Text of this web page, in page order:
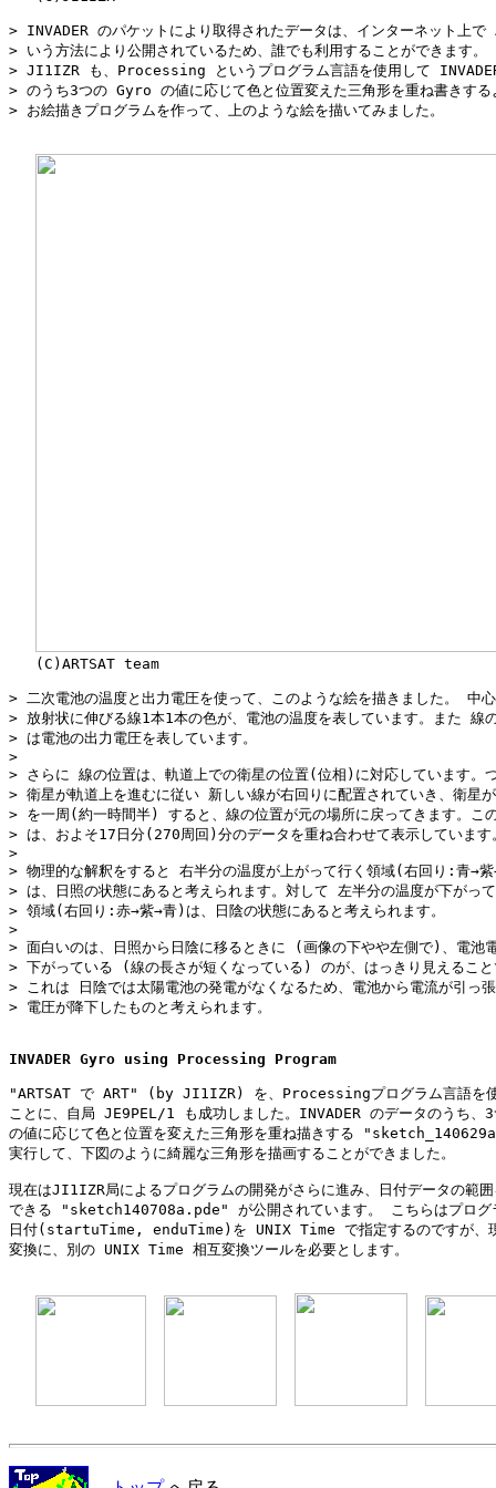
> INVADER のパケットにより取得されたデータは、インターネット上
> いう方法により公開されているため、誰でも利用することができます
> JI1IZR も、Processing というプログラム言語を使用して
> のうち3つの Gyro の値に応じて色と位置変えた三角形を重ね書きする
> お絵描きプログラムを作って、上のような絵を描いてみました。
   (C)ARTSAT team
> 二次電池の温度と出力電圧を使って、このような絵を描きました。 中
> 放射状に伸びる線1本1本の色が、電池の温度を表しています。また 線
> は電池の出力電圧を表しています。
>
> さらに 線の位置は、軌道上での衛星の位置(位相)に対応しています。
> 衛星が軌道上を進むに従い 新しい線が右回りに配置されていき、衛星
> を一周(約一時間半) すると、線の位置が元の場所に戻ってきます。こ
> は、およそ17日分(270周回)分のデータを重ね合わせて表示しています
>
> 物理的な解釈をすると 右半分の温度が上がって行く領域(右回り:青→
> は、日照の状態にあると考えられます。対して 左半分の温度が下がっ
> 領域(右回り:赤→紫→青)は、日陰の状態にあると考えられます。
>
> 面白いのは、日照から日陰に移るときに (画像の下やや左側で)、電池
> 下がっている (線の長さが短くなっている) のが、はっきり見えること
> これは 日陰では太陽電池の発電がなくなるため、電池から電流が引っ
> 電圧が降下したものと考えられます。
INVADER Gyro using Processing Program
"ARTSAT で ART" (by JI1IZR) を、Processingプログラム言語を使
ことに、自局 JE9PEL/1 も成功しました。INVADER のデータのうち、
の値に応じて色と位置を変えた三角形を重ね描きする
実行して、下図のように綺麗な三角形を描画することができました。
現在はJI1IZR局によるプログラムの開発がさらに進み、日付データの範
できる "sketch140708a.pde" が公開されています。 こちらはプログ
日付(startuTime, enduTime)を UNIX Time で指定するのですが、
変換に、別の UNIX Time 相互変換ツールを必要とします。